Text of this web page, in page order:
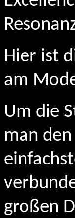
Hier ist
am
Um die
man
großen